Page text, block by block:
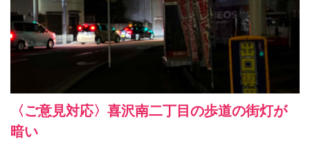
〈ご意見対応〉喜沢南二丁目の歩道の街灯が
暗い